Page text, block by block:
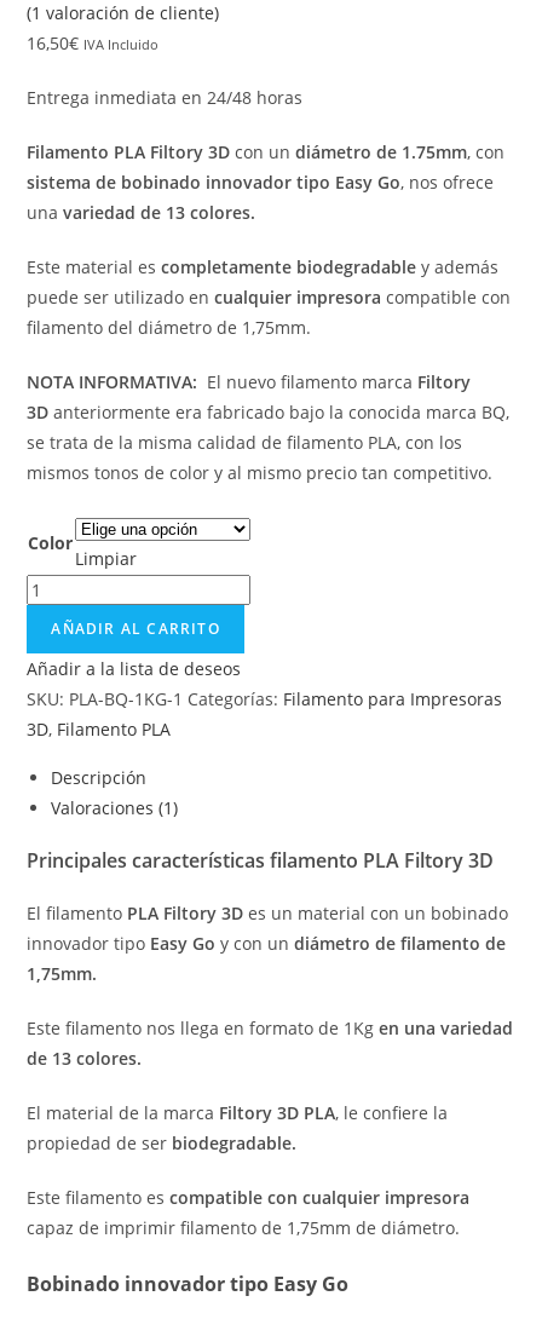
(1 valoración de cliente)
16,50€ IVA Incluido
Entrega inmediata en 24/48 horas
Filamento PLA Filtory 3Dcon undiámetro de 1.75mm, con
sistema de bobinado innovador tipo Easy Go, nos ofrece
unavariedad de 13 colores.
Este material escompletamente biodegradable y además
puede ser utilizado encualquier impresora compatible con
filamento del diámetro de 1,75mm.
NOTA INFORMATIVA: El nuevo filamento marca Filtory
3D anteriormente era fabricado bajo la conocida marca BQ,
se trata de la misma calidad de filamento PLA, con los
mismos tonos de color y al mismo precio tan competitivo.
Color
Limpiar
AÑADIR AL CARRITO
Añadir a la lista de deseos
SKU: PLA-BQ-1KG-1 Categorías: Filamento para Impresoras
3D, Filamento PLA
Descripción
Valoraciones (1)
Principales características filamento PLA Filtory 3D
El filamento PLA Filtory 3D es un material con un bobinado
innovador tipo Easy Go y con undiámetro de filamento de
1,75mm.
Este filamento nos llega en formato de 1Kgen una variedad
de 13 colores.
El material de la marca Filtory 3D PLA, le confiere la
propiedad de ser biodegradable.
Este filamento escompatible con cualquier impresora
capaz de imprimir filamento de 1,75mm de diámetro.
Bobinado innovador tipo Easy Go